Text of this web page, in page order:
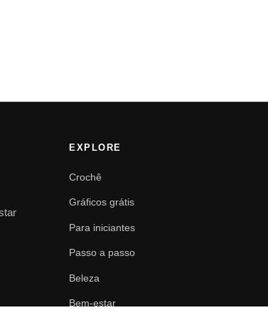
EXPLORE
Crochê
Gráficos grátis
Para iniciantes
Passo a passo
Beleza
Bem-estar